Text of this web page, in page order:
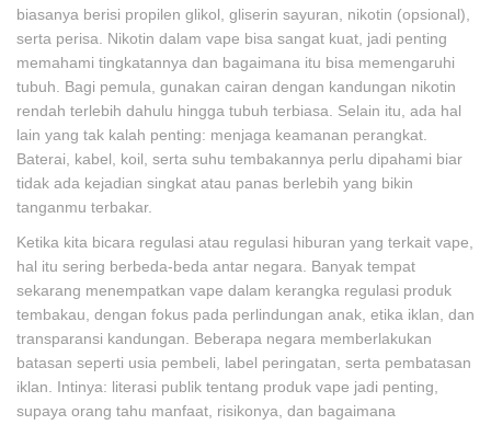
biasanya berisi propilen glikol, gliserin sayuran, nikotin (opsional),
serta perisa. Nikotin dalam vape bisa sangat kuat, jadi penting
memahami tingkatannya dan bagaimana itu bisa memengaruhi
tubuh. Bagi pemula, gunakan cairan dengan kandungan nikotin
rendah terlebih dahulu hingga tubuh terbiasa. Selain itu, ada hal
lain yang tak kalah penting: menjaga keamanan perangkat.
Baterai, kabel, koil, serta suhu tembakannya perlu dipahami biar
tidak ada kejadian singkat atau panas berlebih yang bikin
tanganmu terbakar.
Ketika kita bicara regulasi atau regulasi hiburan yang terkait vape,
hal itu sering berbeda-beda antar negara. Banyak tempat
sekarang menempatkan vape dalam kerangka regulasi produk
tembakau, dengan fokus pada perlindungan anak, etika iklan, dan
transparansi kandungan. Beberapa negara memberlakukan
batasan seperti usia pembeli, label peringatan, serta pembatasan
iklan. Intinya: literasi publik tentang produk vape jadi penting,
supaya orang tahu manfaat, risikonya, dan bagaimana